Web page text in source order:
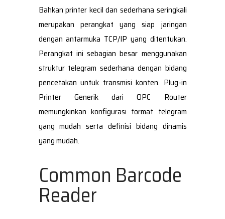
Bahkan printer kecil dan sederhana seringkali
merupakan perangkat yang siap jaringan
dengan antarmuka TCP/IP yang ditentukan.
Perangkat ini sebagian besar menggunakan
struktur telegram sederhana dengan bidang
pencetakan untuk transmisi konten. Plug-in
Printer Generik dari OPC Router
memungkinkan konfigurasi format telegram
yang mudah serta definisi bidang dinamis
yang mudah.
Common Barcode
Reader